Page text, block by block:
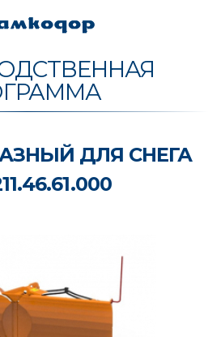
ДЛЯ СНЕГА